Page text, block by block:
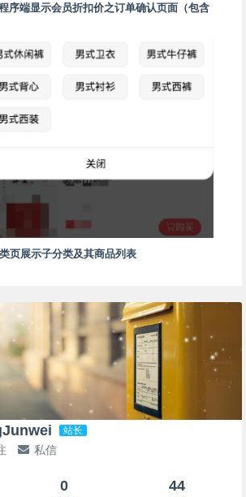
序端显示会员折扣价之订单确认页面（包含
页展示子分类及其商品列表
站长
私信
0 44